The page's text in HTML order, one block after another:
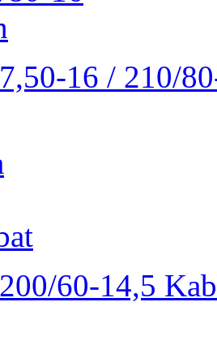
16 / 210/
60-14,5